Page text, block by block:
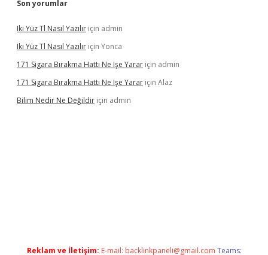
Son yorumlar
Iki Yüz Tl Nasıl Yazılır için admin
Iki Yüz Tl Nasıl Yazılır için Yonca
171 Sigara Bırakma Hattı Ne Işe Yarar için admin
171 Sigara Bırakma Hattı Ne Işe Yarar için Alaz
Bilim Nedir Ne Değildir için admin
Reklam ve İletişim: E-mail: backlinkpaneli@gmail.com Teams: